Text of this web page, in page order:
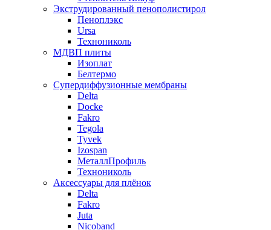
Экструдированный пенополистирол
Пеноплэкс
Ursa
Технониколь
МДВП плиты
Изоплат
Белтермо
Супердиффузионные мембраны
Delta
Docke
Fakro
Tegola
Tyvek
Izospan
МеталлПрофиль
Технониколь
Аксессуары для плёнок
Delta
Fakro
Juta
Nicoband